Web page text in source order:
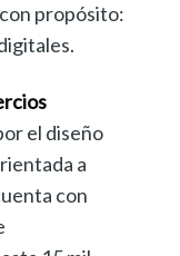
propósito:
el diseño
a
con